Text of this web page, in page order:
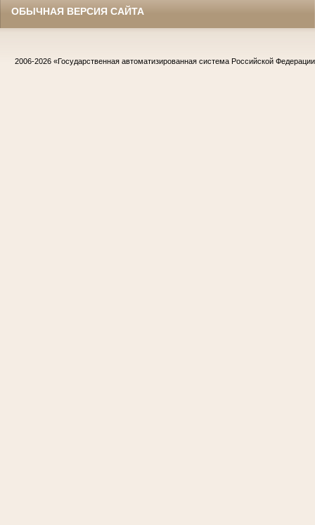
ОБЫЧНАЯ ВЕРСИЯ САЙТА
2006-2026 «Государственная автоматизированная система Российской